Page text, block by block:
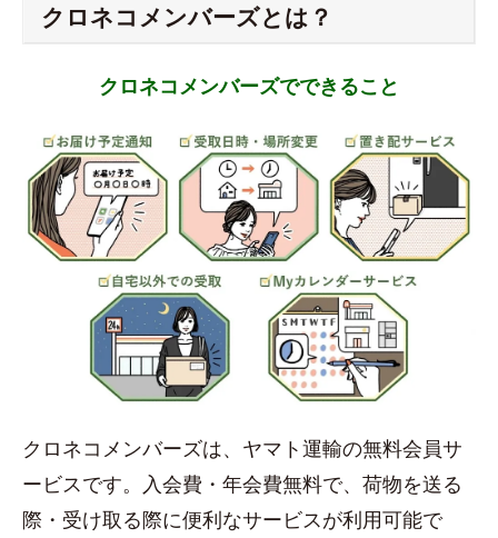
クロネコメンバーズとは？
クロネコメンバーズでできること
クロネコメンバーズは、ヤマト運輸の無料会員サ
ービスです。入会費・年会費無料で、荷物を送る
際・受け取る際に便利なサービスが利用可能で